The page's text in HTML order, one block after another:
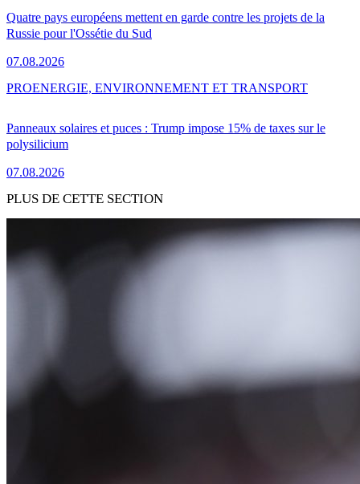
Quatre pays européens mettent en garde contre les projets de la
Russie pour l'Ossétie du Sud
07.08.2026
Panneaux solaires et puces : Trump impose 15% de taxes sur le
polysilicium
07.08.2026
PROENERGIE, ENVIRONNEMENT ET TRANSPORT
PLUS DE CETTE SECTION